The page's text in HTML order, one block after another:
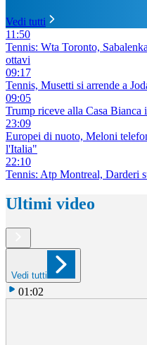
Vedi tutti
11:50
Tennis: Wta Toronto,
ottavi
09:17
Tennis, Musetti si arrende a
09:05
Trump riceve alla Casa
23:09
Europei di nuoto, Meloni
l'Italia"
22:10
Tennis: Atp Montreal, Darderi
Ultimi video
Vedi tutti
01:02